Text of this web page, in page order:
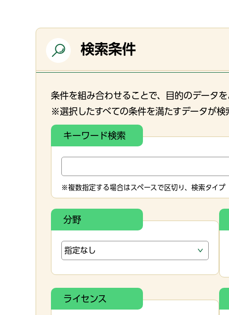
検索条件
条件を組み合わせることで、目的のデータ
※選択したすべての条件を満たすデータが検
キーワード検索
※複数指定する場合はスペースで区切り、検索タイ
分野
ライセンス